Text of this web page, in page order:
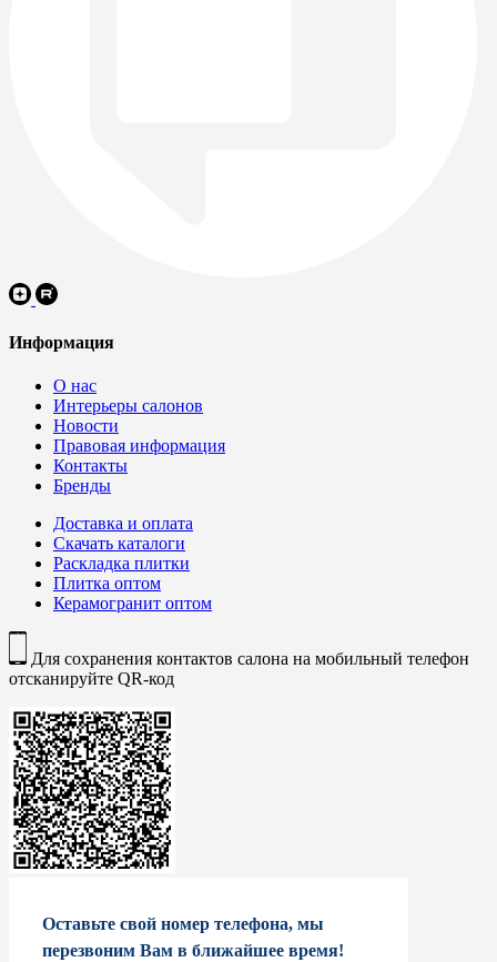
Информация
О нас
Интерьеры салонов
Новости
Правовая информация
Контакты
Бренды
Доставка и оплата
Скачать каталоги
Раскладка плитки
Плитка оптом
Керамогранит оптом
Для сохранения контактов салона на мобильный телефон
отсканируйте QR-код
Оставьте свой номер телефона, мы
перезвоним Вам в ближайшее время!